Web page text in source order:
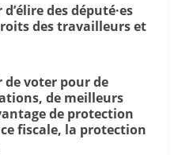
des député·es
des travailleurs et
de voter pour de
de meilleurs
de protection
fiscale, la protection